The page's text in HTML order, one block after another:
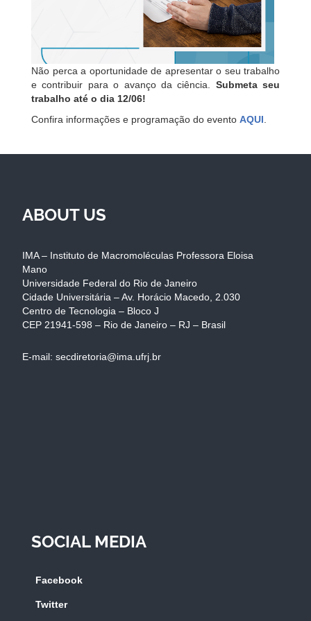
Não perca a oportunidade de apresentar o seu trabalho
e contribuir para o avanço da ciência.
Submeta seu
trabalho até o dia 12/06!
Confira informações e programação do evento AQUI
ABOUT US
IMA – Instituto de Macromoléculas Professora Eloisa
Mano
Universidade Federal do Rio de Janeiro
Cidade Universitária – Av. Horácio Macedo, 2.030
Centro de Tecnologia – Bloco J
CEP 21941-598 – Rio de Janeiro – RJ – Brasil
E-mail: secdiretoria@ima.ufrj.br
SOCIAL MEDIA
Facebook
Twitter